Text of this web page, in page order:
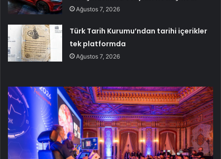
Ağustos 7, 2026
Türk Tarih Kurumu’ndan tarihi içerikler
tek platformda
Ağustos 7, 2026